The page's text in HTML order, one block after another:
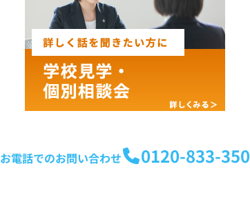
お電話でのお問い合わせ 0120-833-350